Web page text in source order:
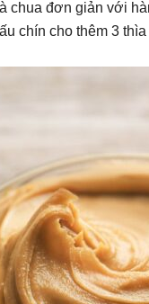
chua đơn giản với
chín cho thêm 3